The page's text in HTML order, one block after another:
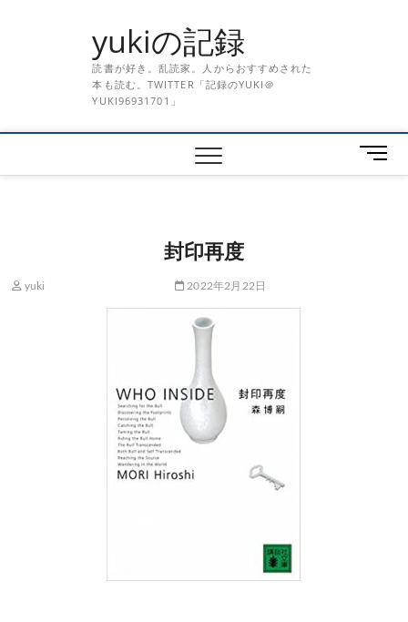
yukiの記録
読書が好き。乱読家。人からおすすめされた
本も読む。TWITTER「記録のYUKI＠
YUKI96931701」
メ
ニ
封印再度
yuki 2022年2月22日